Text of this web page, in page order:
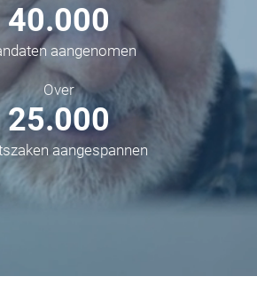
40.000
aangenomen
Over
25.000
aangespannen